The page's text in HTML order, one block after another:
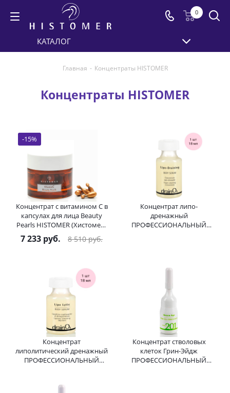
0
КАТАЛОГ
Главная - Концентраты HISTOMER
Концентраты HISTOMER
Концентрат с витамином С в
капсулах для лица Beauty
Pearls HISTOMER (Хистомер)
30 шт
7 233 руб. 8 510руб.
-15%
Концентрат липо-
дренажный
ПРОФЕССИОНАЛЬНЫЙ
Концентрат
липолитический дренажный
ПРОФЕССИОНАЛЬНЫЙ
18 мл
Концентрат стволовых
клеток Грин-Эйдж
ПРОФЕССИОНАЛЬНЫЙ